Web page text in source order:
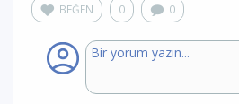
BEĞEN 0 0